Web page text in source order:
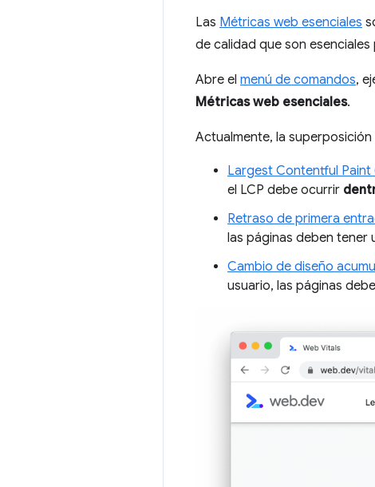
Las Métricas web esenciales
de calidad que son
Abre el menú de comandos,
Métricas web esenciales.
Actualmente, la
Largest Contentful Paint
el LCP debe ocurrir
Retraso de primera
las páginas deben tener
Cambio de diseño
usuario, las páginas